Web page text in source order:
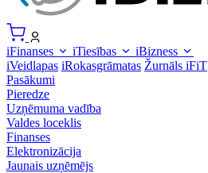
iFinanses iTiesības
iBizness
iVeidlapas iRokasgrāmatas Žurnāls iFiT
Pasākumi
Pieredze
Uzņēmuma vadība
Valdes loceklis
Finanses
Elektronizācija
Jaunais uzņēmējs